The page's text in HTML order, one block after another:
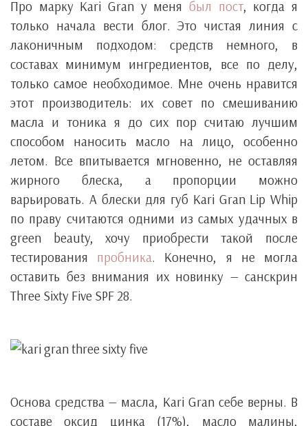
Про марку Kari Gran у меня был пост, когда я
только начала вести блог. Это чистая линия с
лаконичным подходом: средств немного, в
составах минимум ингредиентов, все по делу,
только самое необходимое. Мне очень нравится
этот производитель: их совет по смешиванию
масла и тоника я до сих пор считаю лучшим
способом наносить масло на лицо, особенно
летом. Все впитывается мгновенно, не оставляя
жирного блеска, а пропорции можно
варьировать. А блески для губ Kari Gran Lip Whip
по праву считаются одними из самых удачных в
green beauty, хочу приобрести такой после
тестирования пробника. Конечно, я не могла
оставить без внимания их новинку — санскрин
Three Sixty Five SPF 28.
Основа средства — масла, Kari Gran себе верны. В
составе оксид цинка (17%), масло малины,